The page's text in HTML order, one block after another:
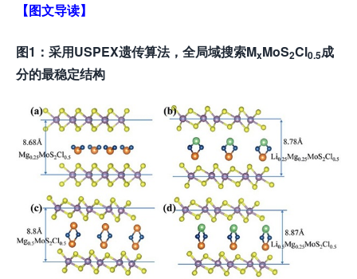
【图文导读】
图1：采用USPEX遗传算法，全局域搜索MxMoS2Cl0.5成
分的最稳定结构